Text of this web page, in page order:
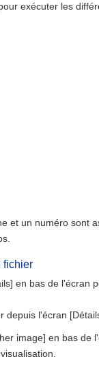
exécuter les
et un numéro sont
fichier
en bas de
depuis l'écran
image] en bas